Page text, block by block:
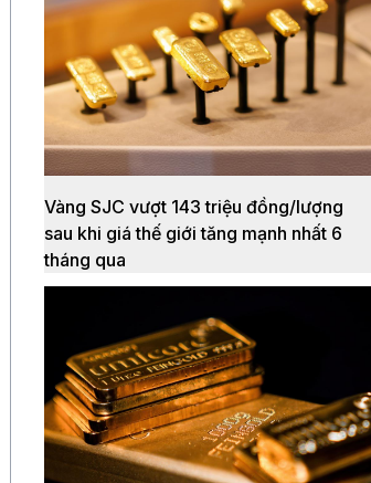
Vàng SJC vượt 143 triệu đồng/lượng
sau khi giá thế giới tăng mạnh nhất 6
tháng qua